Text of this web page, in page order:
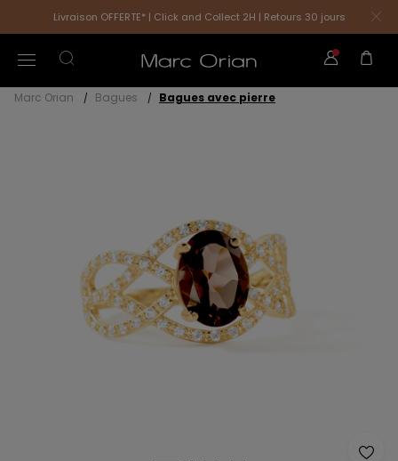
Livraison OFFERTE* | Click and Collect 2H | Retours 30 jours
Marc Orian Bagues Bagues avec pierre